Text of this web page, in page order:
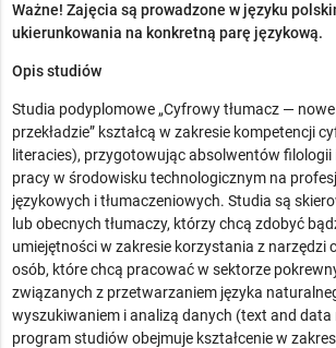
Ważne! Zajęcia są prowadzone w języku
ukierunkowania na konkretną parę językową.
Opis studiów
Studia podyplomowe „Cyfrowy tłumacz —
przekładzie” kształcą w zakresie kompetencji
literacies), przygotowując absolwentów
pracy w środowisku technologicznym na
językowych i tłumaczeniowych. Studia są
lub obecnych tłumaczy, którzy chcą zdobyć
umiejętności w zakresie korzystania z narzędzi
osób, które chcą pracować w sektorze
związanych z przetwarzaniem języka
wyszukiwaniem i analizą danych (text and
program studiów obejmuje kształcenie w